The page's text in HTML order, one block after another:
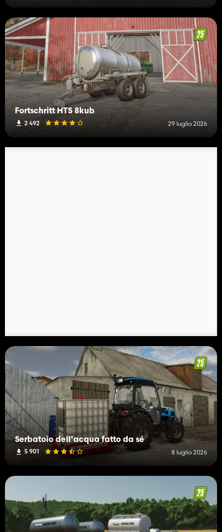
Fortschritt HTS 8kub
2 492 29 luglio 2026
Serbatoio dell'acqua fatto da sé
5 901 8 luglio 2026